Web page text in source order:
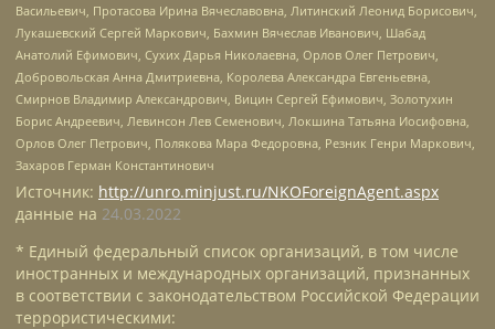
Васильевич, Протасова Ирина Вячеславовна, Литинский Леонид Борисович,
Лукашевский Сергей Маркович, Бахмин Вячеслав Иванович, Шабад
Анатолий Ефимович, Сухих Дарья Николаевна, Орлов Олег Петрович,
Добровольская Анна Дмитриевна, Королева Александра Евгеньевна,
Смирнов Владимир Александрович, Вицин Сергей Ефимович, Золотухин
Борис Андреевич, Левинсон Лев Семенович, Локшина Татьяна Иосифовна,
Орлов Олег Петрович, Полякова Мара Федоровна, Резник Генри Маркович,
Захаров Герман Константинович
Источник: http://unro.minjust.ru/NKOForeignAgent.aspx
данные на 24.03.2022
* Единый федеральный список организаций, в том числе
иностранных и международных организаций, признанных
в соответствии с законодательством Российской Федерации
террористическими: